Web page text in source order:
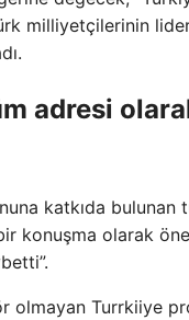
milliyetçilerinin
adresi
katkıda
konuşma olarak
olmayan Turrkiiye